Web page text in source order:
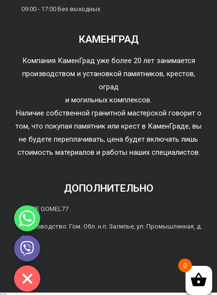
09:00 - 17:00 Без выходных
КАМЕНГРАД
Компания КаменГрад уже более 20 лет занимается
производством и установкой памятников, крестов,
оград
и могильных комплексов.
Наличие собственной гранитной мастерской говорит о
том, что покупая памятник или крест в КаменГраде, вы
не будете переплачивать, цена будет включать лишь
стоимость материалов и работы наших специалистов.
ДОПОЛНИТЕЛЬНО
SKYPE GOMEL77
Производство: Гом. Обл. н.п. Залипье, ул. Промышленная, д.
2б
0
Whatsapp
Viber